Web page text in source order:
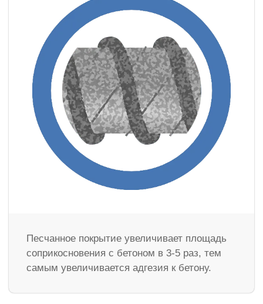
Песчанное покрытие увеличивает площадь
соприкосновения с бетоном в 3-5 раз, тем
самым увеличивается адгезия к бетону.